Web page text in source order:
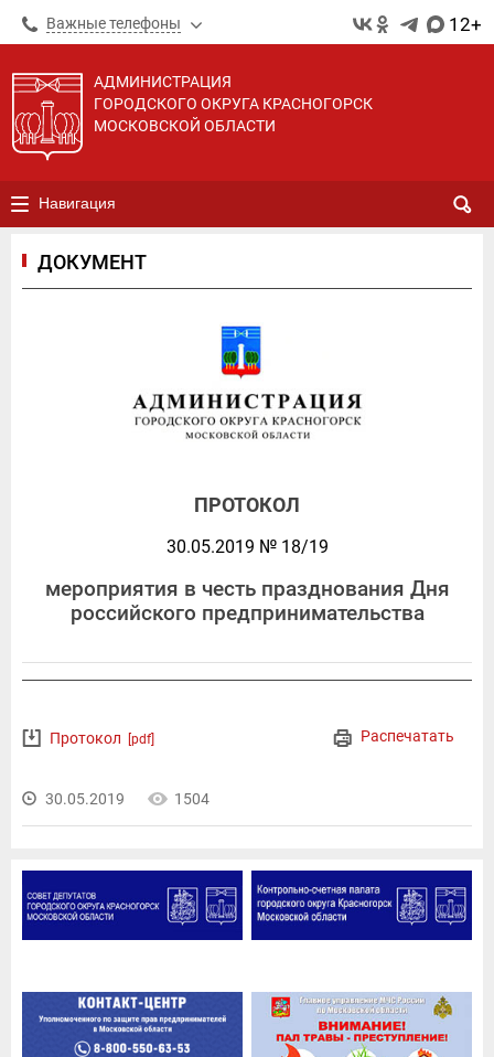
Важные телефоны 12+
АДМИНИСТРАЦИЯ
ГОРОДСКОГО ОКРУГА КРАСНОГОРСК
МОСКОВСКОЙ ОБЛАСТИ
Навигация
ДОКУМЕНТ
ПРОТОКОЛ
30.05.2019 № 18/19
мероприятия в честь празднования Дня
российского предпринимательства
Распечатать
Протокол [pdf]
30.05.2019 1504